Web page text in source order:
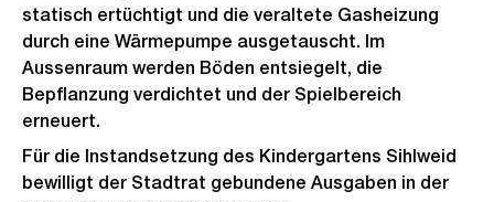
statisch ertüchtigt und die veraltete Gasheizung
durch eine Wärmepumpe ausgetauscht. Im
Aussenraum werden Böden entsiegelt, die
Bepflanzung verdichtet und der Spielbereich
erneuert.
Für die Instandsetzung des Kindergartens Sihlweid
bewilligt der Stadtrat gebundene Ausgaben in der